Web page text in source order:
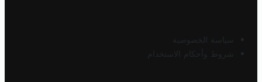
سياسة الخصوصية
شروط وأحكام الاستخدام